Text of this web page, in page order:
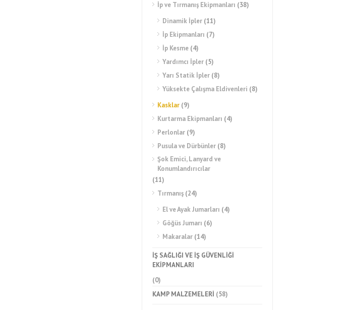
İp ve Tırmanış Ekipmanları (38)
Dinamik İpler (11)
İp Ekipmanları (7)
İp Kesme (4)
Yardımcı İpler (5)
Yarı Statik İpler (8)
Yüksekte Çalışma Eldivenleri (8)
Kasklar (9)
Kurtarma Ekipmanları (4)
Perlonlar (9)
Pusula ve Dürbünler (8)
Şok Emici, Lanyard ve
Konumlandırıcılar
(11)
Tırmanış (24)
El ve Ayak Jumarları (4)
Göğüs Jumarı (6)
Makaralar (14)
İŞ SAĞLIĞI VE İŞ GÜVENLİĞİ
EKİPMANLARI
(0)
KAMP MALZEMELERİ (58)